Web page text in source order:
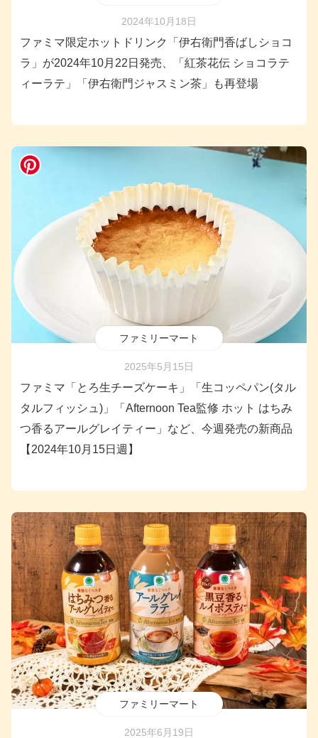
2024年10月18日
ファミマ限定ホットドリンク「伊右衛門香ばしショコ
ラ」が2024年10月22日発売、「紅茶花伝 ショコラテ
ィーラテ」「伊右衛門ジャスミン茶」も再登場
ファミリーマート
2025年5月15日
ファミマ「とろ生チーズケーキ」「生コッペパン(タル
タルフィッシュ)」「Afternoon Tea監修 ホット はちみ
つ香るアールグレイティー」など、今週発売の新商品
【2024年10月15日週】
ファミリーマート
2025年6月19日